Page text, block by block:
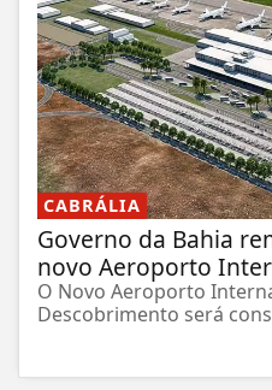
CABRÁLIA
Governo da Bahia
novo Aeroporto
O Novo Aeroporto
Descobrimento será